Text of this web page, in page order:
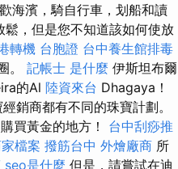
海濱，騎自行車，划船和讀
，但是您不知道該如何使放
轉機 台胞證 台中養生館排毒
。 記帳士 是什麼 伊斯坦布爾
的Al 陸資來台 Dhagaya！
銷商都有不同的珠寶計劃。
買黃金的地方！ 台中刮痧推
檔案 撥筋台中 外燴廠商 所
seo是什麼 但是，請嘗試在迪